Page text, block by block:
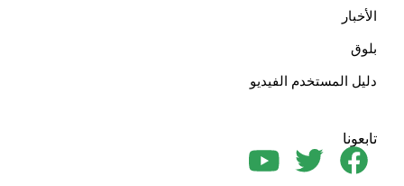
الأخبار
بلوق
دليل المستخدم الفيديو
تابعونا